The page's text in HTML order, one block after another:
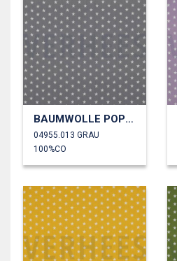
BAUMWOLLE POPELINE KLEINE STERNE
04955.013 GRAU
100%CO